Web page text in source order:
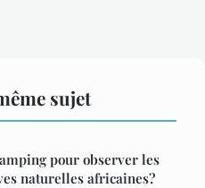
sujet
pour observer les
naturelles africaines?